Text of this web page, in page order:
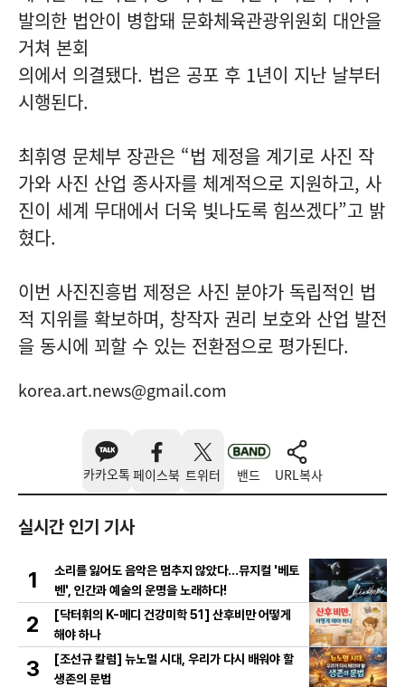
발의한 법안이 병합돼 문화체육관광위원회 대안을
거쳐 본회
의에서 의결됐다. 법은 공포 후 1년이 지난 날부터
시행된다.
최휘영 문체부 장관은 “법 제정을 계기로 사진 작
가와 사진 산업 종사자를 체계적으로 지원하고, 사
진이 세계 무대에서 더욱 빛나도록 힘쓰겠다”고 밝
혔다.
이번 사진진흥법 제정은 사진 분야가 독립적인 법
적 지위를 확보하며, 창작자 권리 보호와 산업 발전
을 동시에 꾀할 수 있는 전환점으로 평가된다.
korea.art.news@gmail.com
카카오톡 페이스북 트위터 밴드 URL복사
실시간 인기 기사
1
소리를 잃어도 음악은 멈추지 않았다…뮤지컬 '베토
벤', 인간과 예술의 운명을 노래하다!
2
[닥터휘의 K-메디 건강미학 51] 산후비만 어떻게
해야 하나
3
[조선규 칼럼] 뉴노멀 시대, 우리가 다시 배워야 할
생존의 문법